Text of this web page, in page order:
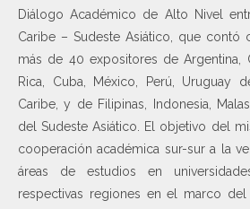
Diálogo Académico de Alto Nivel
Caribe – Sudeste Asiático, que contó
más de 40 expositores de Argentina,
Rica, Cuba, México, Perú, Uruguay
Caribe, y de Filipinas, Indonesia,
del Sudeste Asiático. El objetivo del
cooperación académica sur-sur a la
áreas de estudios en
respectivas regiones en el marco